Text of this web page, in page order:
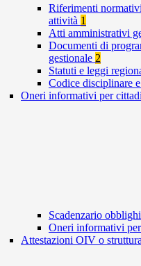
Riferimenti
attività 1
Atti amministrativi
Documenti di
gestionale 2
Statuti e leggi
Codice disciplinare
Oneri informativi per
Scadenzario
Oneri informativi
Attestazioni OIV o